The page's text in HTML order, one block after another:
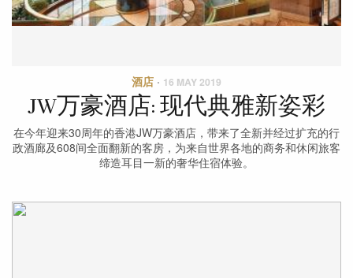
酒店 · 16 MAY 2019
JW万豪酒店: 现代典雅新姿彩
在今年迎来30周年的香港JW万豪酒店，带来了全新并经过扩充的行
政酒廊及608间全面翻新的客房，为来自世界各地的商务和休闲旅客
缔造耳目一新的奢华住宿体验。